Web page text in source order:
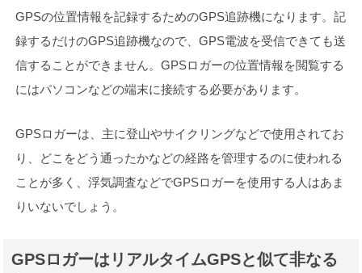
GPSの位置情報を記録するためのGPS追跡機になります。記
録するだけのGPS追跡機なので、GPS電波を受信できても送
信することができません。GPSロガーの位置情報を閲覧する
にはパソコンなどの端末に接続する必要があります。
GPSロガーは、主に登山やサイクリングなどで使用されてお
り、どこをどう通ったかなどの経路を管理するのに使われる
ことが多く、浮気調査などでGPSロガーを使用する人はあま
りいないでしょう。
GPSロガーはリアルタイムGPSと似て非なる